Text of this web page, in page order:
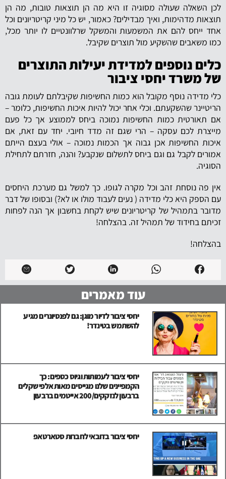
לכן השאלה שעולה מסוגיה זו היא מה הן תוצאות טובות, מה הן
תוצאות מדהימות, ואיך מבדילים? כאמור, יש כל מיני קריטריונים וכל
אחד ייחס להם את המשמעות והמשקל שרלוונטיים לו יותר מכל,
כמו משאבים שהשקיע מול תוצרים שקיבל.
כלים נוספים למדידת יעילות התוצרים
של משרד יחסי ציבור
כלי מדידה נוסף מקובל הוא כמות החשיפות שקיבלתם לעומת גובה
הריטיינר שהשקעתם. וכלי אחר יכול להיות איכות החשיפות, כלומר –
אם תאורטית כמות החשיפות נמוכה ביחס לממוצע אך כל פעם
מייצרת לכם עסקה – הרי שגם זה מדד חיובי. יחד עם זאת, אם
איכות החשיפות אכן גבוה אך הכמות נמוכה – אולי בעצם הייתם
אמורים לקבל גם וגם ביחס לתשלום שנקבע? והנה, חזרתם לתחילת
הסוגיה.
אין פה נוסחת זהב וכל מקרה לגופו. כך למשל גם מערכת היחסים
עם הספק היא כלי מדידה ( נעים לעבוד מולו או לא?) ובסופו של דבר
מדובר בתמהיל של קריטריונים שיש לקחת בחשבון אך הנה לפחות
זכיתם בחידוד של תמהיל זה. בהצלחה!
בהצלחה!
עוד מאמרים
יחסי ציבור לדיור מוגן: גם לפנסיונרים מגיע
להשתמש בטינדר!
יחסי ציבור לעמותות וגיוס כספים: כך
הקמפיינים שלנו מגייסים מאות אלפי שקלים
ברבעון לנזקקים/200 אייטמים ברבעון
יחסי ציבור בדובאי לחברות סטארטאפ